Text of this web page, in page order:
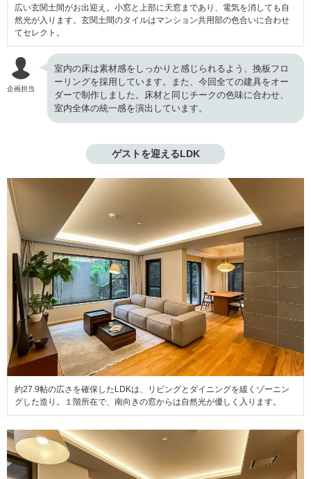
広い玄関土間がお出迎え。小窓と上部に天窓まであり、電気を消しても自
然光が入ります。玄関土間のタイルはマンション共用部の色合いに合わせ
てセレクト。
企画担当
室内の床は素材感をしっかりと感じられるよう、挽板フロ
ーリングを採用しています。また、今回全ての建具をオー
ダーで制作しました。床材と同じチークの色味に合わせ、
室内全体の統一感を演出しています。
ゲストを迎えるLDK
約27.9帖の広さを確保したLDKは、リビングとダイニングを緩くゾーニン
グした造り。１階所在で、南向きの窓からは自然光が優しく入ります。